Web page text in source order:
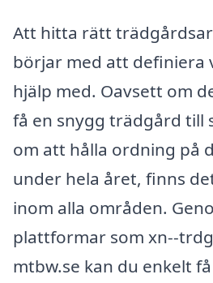
Att hitta rätt
börjar med att definiera
hjälp med. Oavsett om
få en snygg trädgård till
om att hålla ordning på
under hela året, finns
inom alla områden.
plattformar som xn--
mtbw.se kan du enkelt